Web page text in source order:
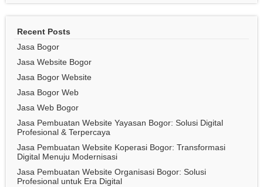
Recent Posts
Jasa Bogor
Jasa Website Bogor
Jasa Bogor Website
Jasa Bogor Web
Jasa Web Bogor
Jasa Pembuatan Website Yayasan Bogor: Solusi Digital
Profesional & Terpercaya
Jasa Pembuatan Website Koperasi Bogor: Transformasi
Digital Menuju Modernisasi
Jasa Pembuatan Website Organisasi Bogor: Solusi
Profesional untuk Era Digital